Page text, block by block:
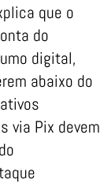
que o
do
digital,
abaixo do
via Pix devem